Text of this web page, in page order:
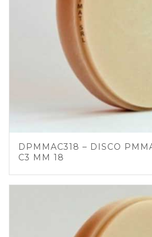
DPMMAC318 – DISCO
C3 MM 18